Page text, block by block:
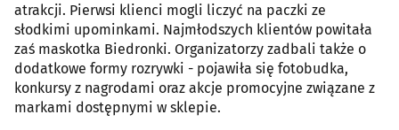
atrakcji. Pierwsi klienci mogli liczyć na paczki ze
słodkimi upominkami. Najmłodszych klientów powitała
zaś maskotka Biedronki. Organizatorzy zadbali także o
dodatkowe formy rozrywki - pojawiła się fotobudka,
konkursy z nagrodami oraz akcje promocyjne związane z
markami dostępnymi w sklepie.